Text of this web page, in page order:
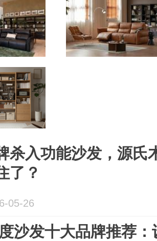
杀入功能沙发，源氏
了？
05-26
沙发十大品牌推荐